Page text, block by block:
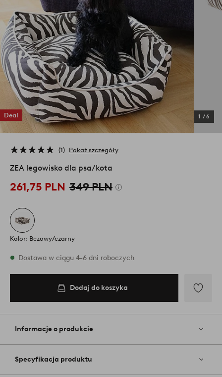
Deal 1 /6
1 Pokaż szczegóły
ZEA legowisko dla psa/kota
261,75 PLN 349 PLN
Kolor: Bezowy/czarny
W magazynie
Dostawa w ciągu 4-6 dni roboczych
Dodaj do koszyka
do
Informacje o produkcie
Specyfikacja produktu